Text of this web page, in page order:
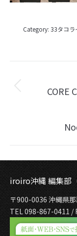
Category: 33タコラ
navigationCORE
iroiro沖縄 編集部
〒900-0036 沖縄県
TEL 098-867-0411 /